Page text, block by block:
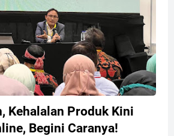
Kehalalan Produk Kini
Begini Caranya!